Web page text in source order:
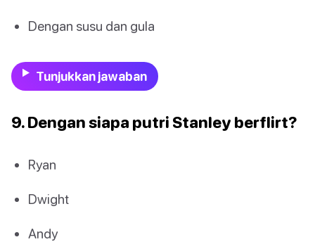
Dengan susu dan gula
Tunjukkan jawaban
9. Dengan siapa putri Stanley berflirt?
Ryan
Dwight
Andy